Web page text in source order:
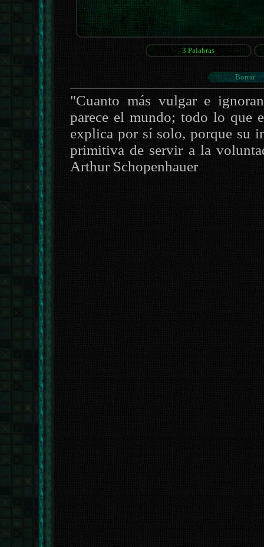
"Cuanto más vulgar e
parece el mundo; todo lo que
explica por sí solo, porque su
primitiva de servir a la
Arthur Schopenhauer